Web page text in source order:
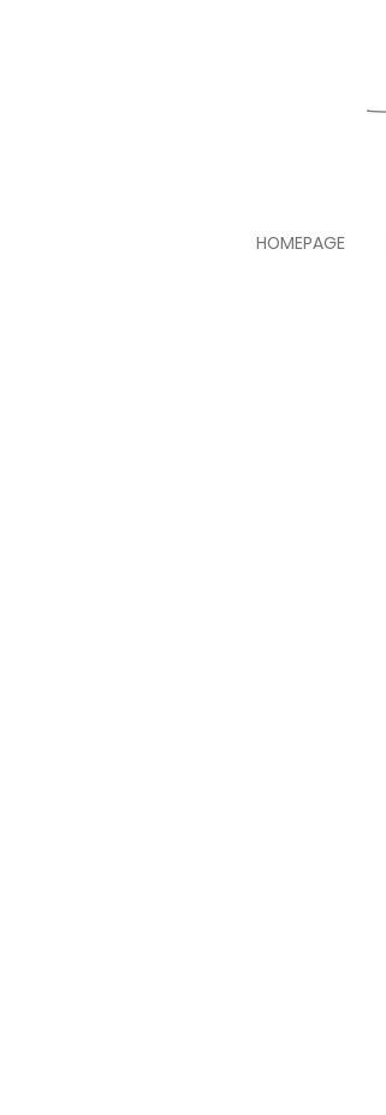
HOMEPAGE